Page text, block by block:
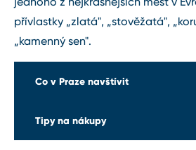
přívlastky „zlatá", „stověžatá",
„kamenný sen".
Co v Praze navštívit
areál Pražského hradu
Karlův most
Tipy na nákupy